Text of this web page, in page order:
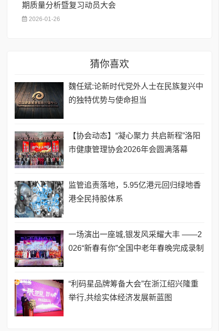
期质量分析暨复习动员大会
2026-01-26
猜你喜欢
魏任斌:论新时代党外人士在民族复兴中
的独特优势与使命担当
【协会动态】“凝心聚力 共启新程”洛阳
市健康管理协会2026年会圆满落幕
监管追责落地，5.95亿港元回归绿地香
港全民持股体系
一场演出一座城,银发风采耀大丰 ——2
026“新春有你”全国中老年春晚完成录制
​“利码星品牌筹备大会”在浙江绍兴隆重
举行,共绘实体经济发展新蓝图